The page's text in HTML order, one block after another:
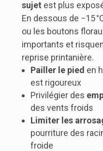
sujet est plus
En dessous de −15
ou les boutons
importants et
reprise printanière.
Pailler le pied en
est rigoureux
Privilégier des
des vents froids
Limiter les
pourriture des
froide